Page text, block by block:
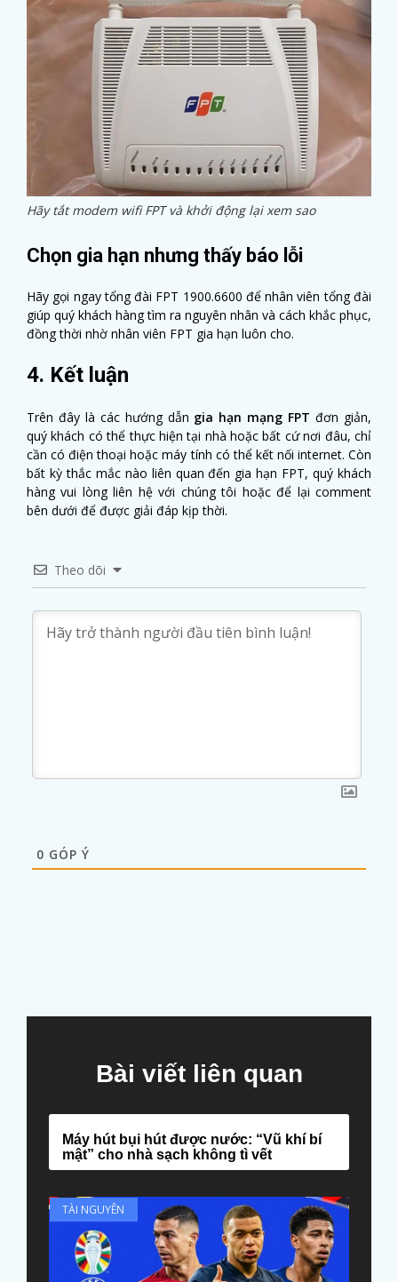
Hãy tắt modem wifi FPT và khởi động lại xem sao
Chọn gia hạn nhưng thấy báo lỗi
Hãy gọi ngay tổng đài FPT 1900.6600 để nhân viên tổng đài
giúp quý khách hàng tìm ra nguyên nhân và cách khắc phục,
đồng thời nhờ nhân viên FPT gia hạn luôn cho.
4. Kết luận
Trên đây là các hướng dẫn gia hạn mạng FPT đơn giản,
quý khách có thể thực hiện tại nhà hoặc bất cứ nơi đâu, chỉ
cần có điện thoại hoặc máy tính có thể kết nối internet. Còn
bất kỳ thắc mắc nào liên quan đến gia hạn FPT, quý khách
hàng vui lòng liên hệ với chúng tôi hoặc để lại comment
bên dưới để được giải đáp kịp thời.
Theo dõi
0 GÓP Ý
Bài viết liên quan
Máy hút bụi hút được nước: “Vũ khí bí
mật” cho nhà sạch không tì vết
TÀI NGUYÊN